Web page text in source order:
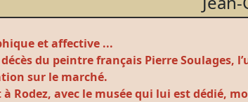
et affective ...
décès du peintre français Pierre
sur le marché.
Rodez, avec le musée qui lui est dédié,